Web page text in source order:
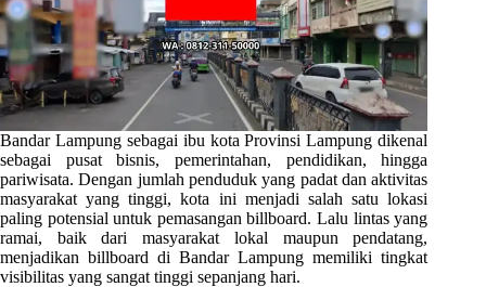
Bandar Lampung sebagai ibu kota Provinsi Lampung dikenal
sebagai pusat bisnis, pemerintahan, pendidikan, hingga
pariwisata. Dengan jumlah penduduk yang padat dan aktivitas
masyarakat yang tinggi, kota ini menjadi salah satu lokasi
paling potensial untuk pemasangan billboard. Lalu lintas yang
ramai, baik dari masyarakat lokal maupun pendatang,
menjadikan billboard di Bandar Lampung memiliki tingkat
visibilitas yang sangat tinggi sepanjang hari.